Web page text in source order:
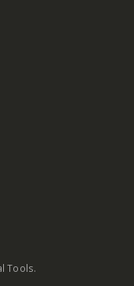
Tools.